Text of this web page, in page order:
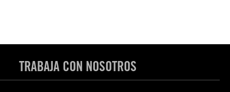
TRABAJA CON NOSOTROS